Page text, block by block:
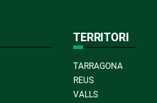
TERRITORI
TARRAGONA
REUS
VALLS